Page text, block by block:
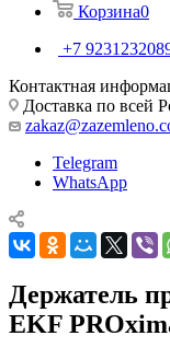
Корзина0
+7
Контактная
Доставка по всей
Telegram
WhatsApp
Держатель
EKF